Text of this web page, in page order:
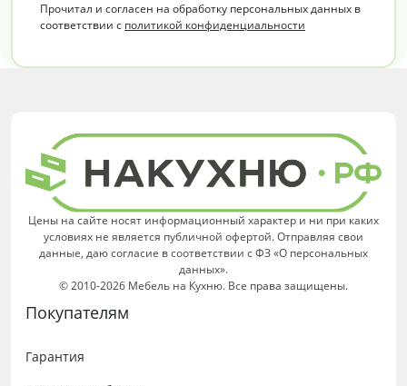
Прочитал и согласен на обработку персональных данных в
соответствии с политикой конфиденциальности
Цены на сайте носят информационный характер и ни при каких
условиях не является публичной офертой. Отправляя свои
данные, даю согласие в соответствии с ФЗ «О персональных
данных».
© 2010-2026 Мебель на Кухню. Все права защищены.
Покупателям
Гарантия